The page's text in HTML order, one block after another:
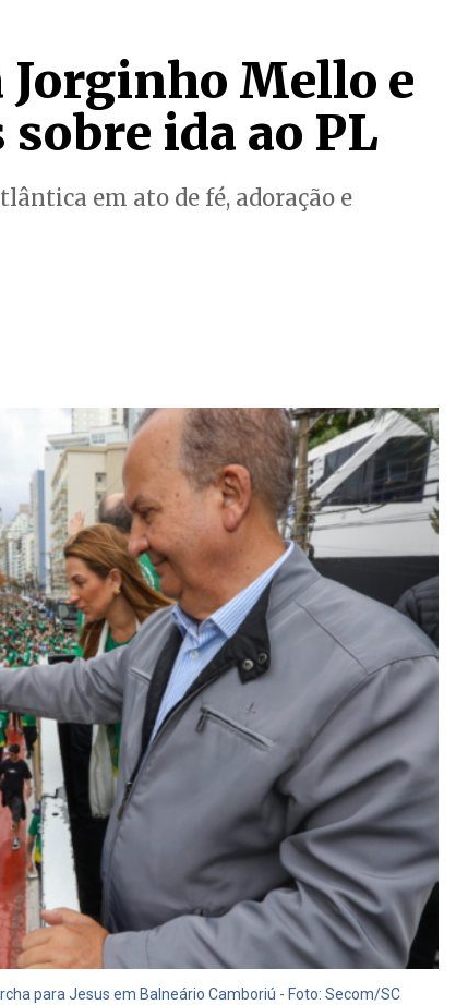
Jorginho Mello e
ida ao PL
em ato de fé, adoração e
para Jesus em Balneário Camboriú - Foto: Secom/SC